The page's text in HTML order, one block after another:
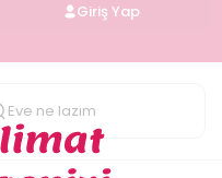
Giriş Yap